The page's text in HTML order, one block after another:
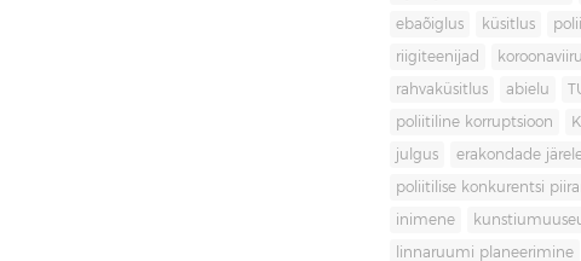
ebaõiglus küsitlus
riigiteenijad
rahvaküsitlus abielu
poliitiline korruptsioon
julgus erakondade
poliitilise konkurentsi
inimene
linnaruumi planeerimine